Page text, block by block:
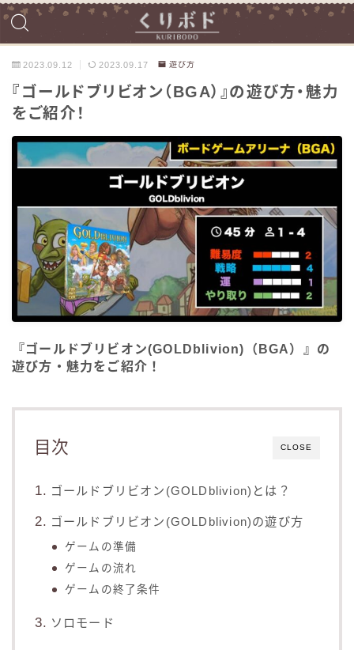
2023.09.12 2023.09.17 遊び方
『ゴールドブリビオン（BGA）』の遊び方・魅力
をご紹介！
『ゴールドブリビオン(GOLDblivion)（BGA）』の
遊び方・魅力をご紹介！
CLOSE
目次
ゴールドブリビオン(GOLDblivion)とは？
ゴールドブリビオン(GOLDblivion)の遊び方
ゲームの準備
ゲームの流れ
ゲームの終了条件
ソロモード